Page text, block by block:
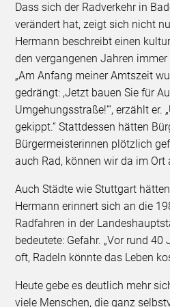
Dass sich der Radverkehr in
verändert hat, zeigt sich nicht
Hermann beschreibt einen
den vergangenen Jahren
„Am Anfang meiner Amtszeit
gedrängt: ,Jetzt bauen Sie für
Umgehungsstraße!‘“, erzählt
gekippt.“ Stattdessen hätten
Bürgermeisterinnen plötzlich
auch Rad, können wir da im Ort
Auch Städte wie Stuttgart
Hermann erinnert sich an die
Radfahren in der
bedeutete: Gefahr. „Vor rund
oft, Radeln könnte das Leben
Heute gebe es deutlich mehr
viele Menschen, die ganz